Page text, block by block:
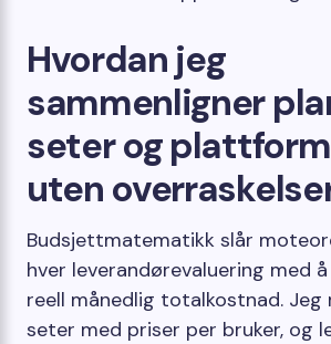
Hvordan jeg
sammenligner
seter og
uten
Budsjettmatematikk slår
hver leverandørevaluering med
reell månedlig totalkostnad. Jeg
seter med priser per bruker, og